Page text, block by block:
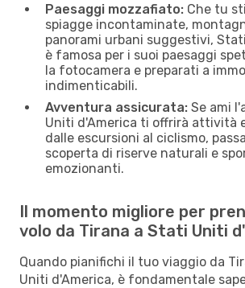
Paesaggi mozzafiato: Che tu
spiagge incontaminate,
panorami urbani suggestivi,
è famosa per i suoi paesaggi
la fotocamera e preparati a
indimenticabili.
Avventura assicurata: Se ami
Uniti d'America ti offrirà attività
dalle escursioni al ciclismo,
scoperta di riserve naturali e
emozionanti.
Il momento migliore per
volo da Tirana a Stati Uniti
Quando pianifichi il tuo viaggio da
Uniti d'America, è fondamentale